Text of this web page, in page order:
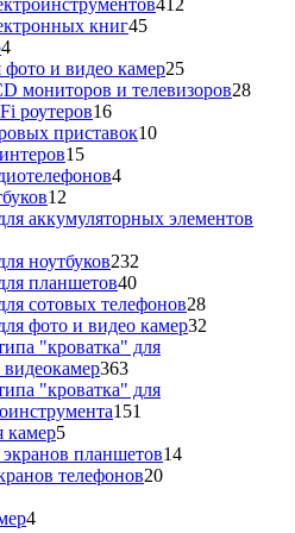
книг4545
44
товараи видео камер2525
товаров
мониторов и телевизоров2828
роутеров1616
товаров
приставок1010
1515
товаров
44
12
товаров
аккумуляторных элементов
ноутбуков232
планшетов4040
товаров
сотовых телефонов2828
товаров
фото и видео камер32
"кроватка" для
363363
товара
"кроватка" для
151
камер55
товаров
планшетов1414
телефонов2020
44